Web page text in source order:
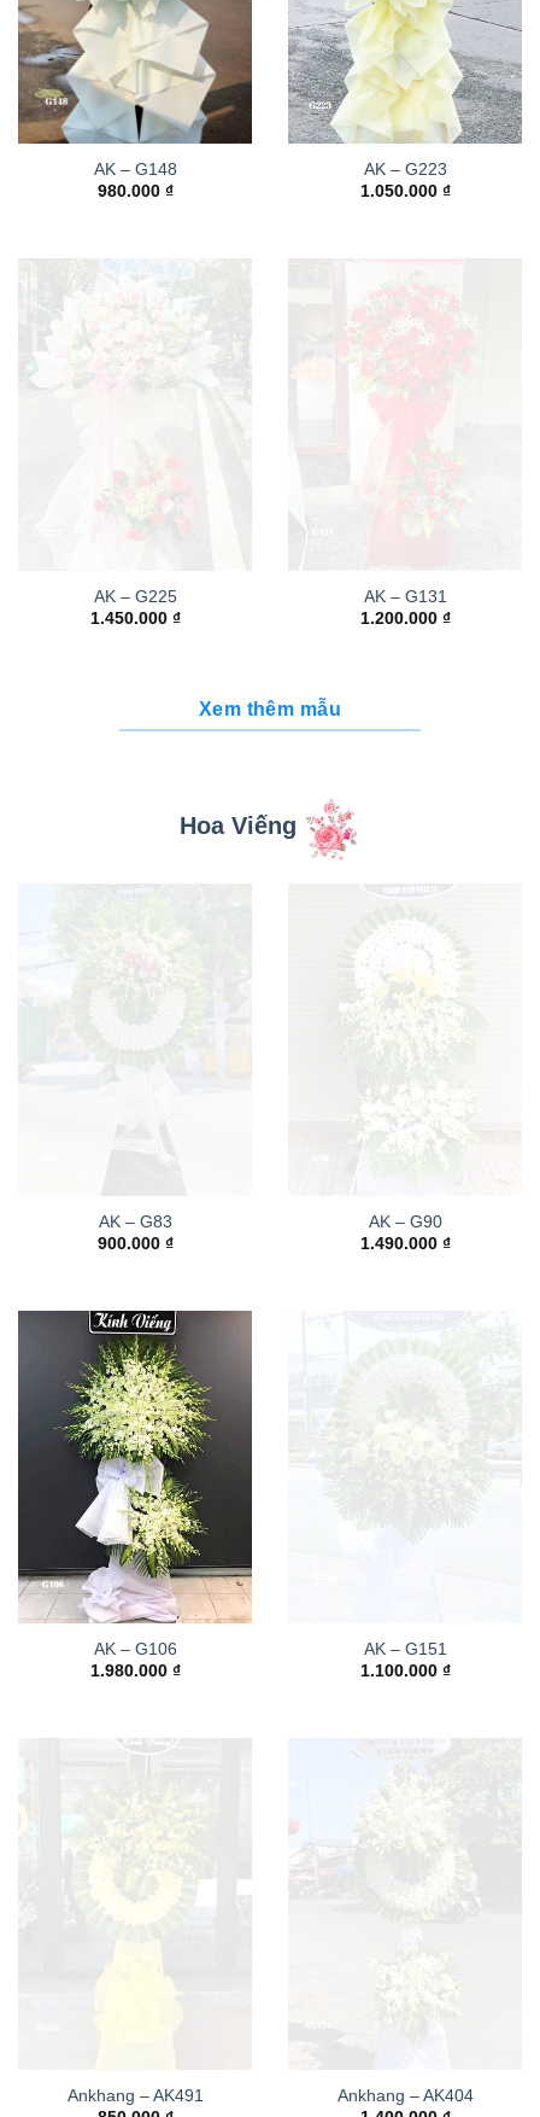
AK – G148
980.000 ₫
AK – G223
1.050.000 ₫
AK – G225
1.450.000 ₫
AK – G131
1.200.000 ₫
Xem thêm mẫu
Hoa Viếng
AK – G83
900.000 ₫
AK – G90
1.490.000 ₫
AK – G106
1.980.000 ₫
AK – G151
1.100.000 ₫
Ankhang – AK491
Ankhang – AK404